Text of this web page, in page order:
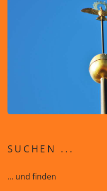
SUCHEN ...
... und finden